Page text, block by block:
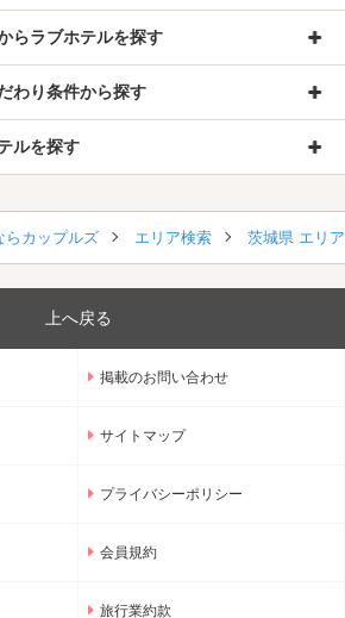
らラブホテルを探す
わり条件から探す
ルを探す
らカップルズ エリア検索 茨城県 エリ
上へ戻る
掲載のお問い合わせ
サイトマップ
プライバシーポリシー
会員規約
旅行業約款